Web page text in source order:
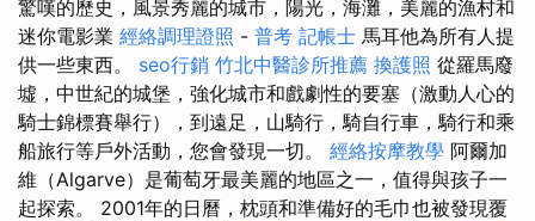
驚嘆的歷史，風景秀麗的城市，陽光，海灘，美麗的漁村和
迷你電影業 經絡調理證照 - 普考 記帳士 馬耳他為所有人提
供一些東西。 seo行銷 竹北中醫診所推薦 換護照 從羅馬廢
墟，中世紀的城堡，強化城市和戲劇性的要塞（激動人心的
騎士錦標賽舉行），到遠足，山騎行，騎自行車，騎行和乘
船旅行等戶外活動，您會發現一切。 經絡按摩教學 阿爾加
維（Algarve）是葡萄牙最美麗的地區之一，值得與孩子一
起探索。 2001年的日曆，枕頭和準備好的毛巾也被發現覆